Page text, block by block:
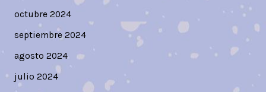
octubre 2024
septiembre 2024
agosto 2024
julio 2024